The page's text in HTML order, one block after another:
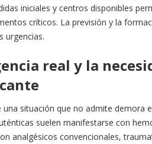
iniciales y centros disponibles
críticos. La previsión y la
urgencias.
real y la
situación que no admite demora
suelen manifestarse con
analgésicos convencionales,